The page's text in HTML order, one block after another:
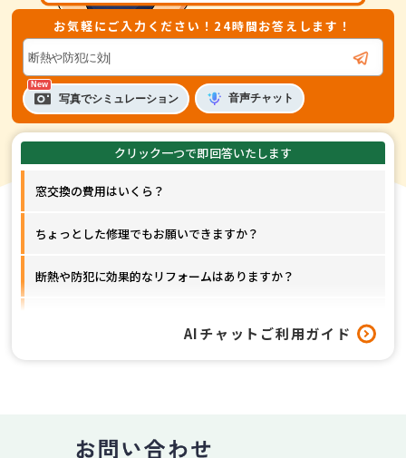
お気軽にご入力ください！24時間お答えします！
写真でシミュレーション 音声チャット
窓交換の費用はいくら？
ちょっとした修理でもお願いできますか？
断熱や防犯に効果的なリフォームはありますか？
AIチャットご利用ガイド